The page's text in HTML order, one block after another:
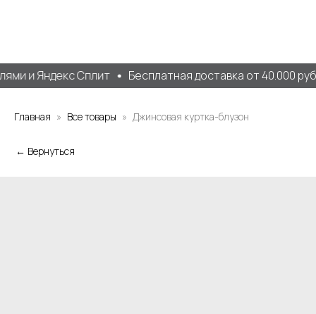
и Яндекс Сплит Бесплатная доставка от 40.000
Главная Все товары Джинсовая куртка-блузон
← Вернуться